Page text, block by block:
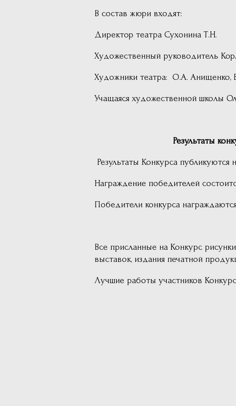
В состав жюри входят:
Директор театра Сухонина Т.Н.
Художественный руководитель
Художники театра: О.А. Анищенко,
Учащаяся художественной школы
Результаты
Результаты Конкурса
Награждение победителей
Победители конкурса
Все присланные на Конкурс
выставок, издания печатной
Лучшие работы участников
Все вопросы